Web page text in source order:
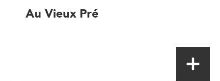
Au Vieux Pré